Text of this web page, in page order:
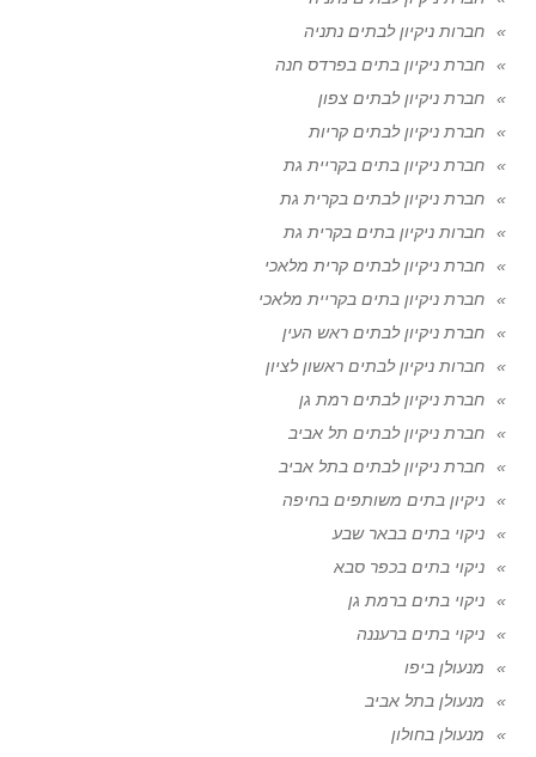
חברות ניקיון לבתים נתניה
חברת ניקיון בתים בפרדס חנה
חברת ניקיון לבתים צפון
חברת ניקיון לבתים קריות
חברת ניקיון בתים בקריית גת
חברת ניקיון לבתים בקרית גת
חברות ניקיון בתים בקרית גת
חברת ניקיון לבתים קרית מלאכי
חברת ניקיון בתים בקריית מלאכי
חברת ניקיון לבתים ראש העין
חברות ניקיון לבתים ראשון לציון
חברת ניקיון לבתים רמת גן
חברת ניקיון לבתים תל אביב
חברת ניקיון לבתים בתל אביב
ניקיון בתים משותפים בחיפה
ניקוי בתים בבאר שבע
ניקוי בתים בכפר סבא
ניקוי בתים ברמת גן
ניקוי בתים ברעננה
מנעולן ביפו
מנעולן בתל אביב
מנעולן בחולון